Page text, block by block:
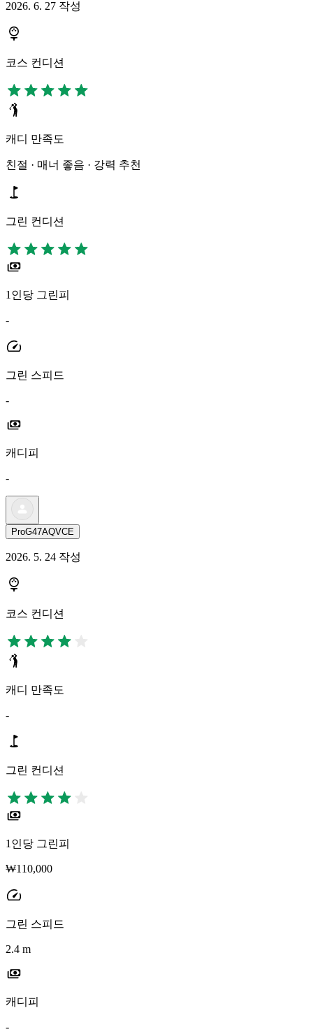
2026. 6. 27 작성
코스 컨디션
캐디 만족도
친절 · 매너 좋음 · 강력 추천
그린 컨디션
1인당 그린피
-
그린 스피드
-
캐디피
-
ProG47AQVCE
2026. 5. 24 작성
코스 컨디션
캐디 만족도
-
그린 컨디션
1인당 그린피
₩110,000
그린 스피드
2.4 m
캐디피
-